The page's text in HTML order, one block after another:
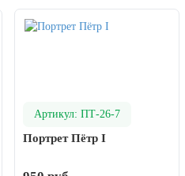
Артикул: ПТ-26-7
Портрет Пётр I